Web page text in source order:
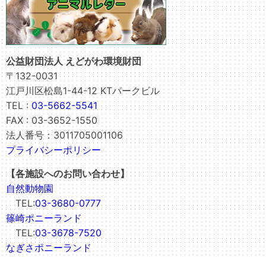
公益財団法人 えどがわ環境財団
〒132-0031
江戸川区松島1-44-12 KTパークビル
TEL :03-5662-5541
FAX : 03-3652-1550
法人番号：3011705001106
プライバシーポリシー
【各施設へのお問い合わせ】
自然動物園
TEL:03-3680-0777
篠崎ポニーランド
TEL:03-3678-7520
なぎさポニーランド